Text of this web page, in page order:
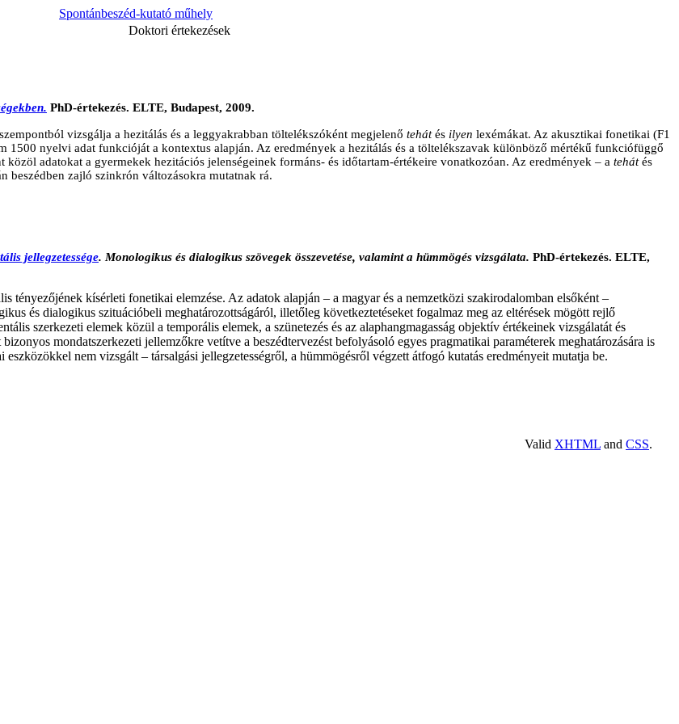
Spontánbeszéd-kutató műhely
Doktori értekezések
PhD-értekezés. ELTE, Budapest, 2009.
vizsgálja a hezitálás és a leggyakrabban töltelékszóként megjelenő tehátés ilyen lexémákat. Az akusztikai fonetikai (F1
1500 nyelvi adat funkcióját a kontextus alapján. Az eredmények a hezitálás és a töltelékszavak különböző mértékű funkciófüggő
adatokat a gyermekek hezitációs jelenségeinek formáns- és időtartam-értékeire vonatkozóan. Az eredmények – a tehátés
beszédben zajló szinkrón változásokra mutatnak rá.
jellegzetessége. Monologikus és dialogikus szövegek összevetése, valamint a hümmögés vizsgálata. PhD-értekezés. ELTE,
tényezőjének kísérleti fonetikai elemzése. Az adatok alapján – a magyar és a nemzetközi szakirodalomban elsőként –
és dialogikus szituációbeli meghatározottságáról, illetőleg következtetéseket fogalmaz meg az eltérések mögött rejlő
szerkezeti elemek közül a temporális elemek, a szünetezés és az alaphangmagasság objektív értékeinek vizsgálatát és
mondatszerkezeti jellemzőkre vetítve a beszédtervezést befolyásoló egyes pragmatikai paraméterek meghatározására is
nem vizsgált – társalgási jellegzetességről, a hümmögésről végzett átfogó kutatás eredményeit mutatja be.
Valid XHTML and CSS.